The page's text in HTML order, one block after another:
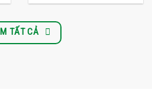
TẤT CẢ